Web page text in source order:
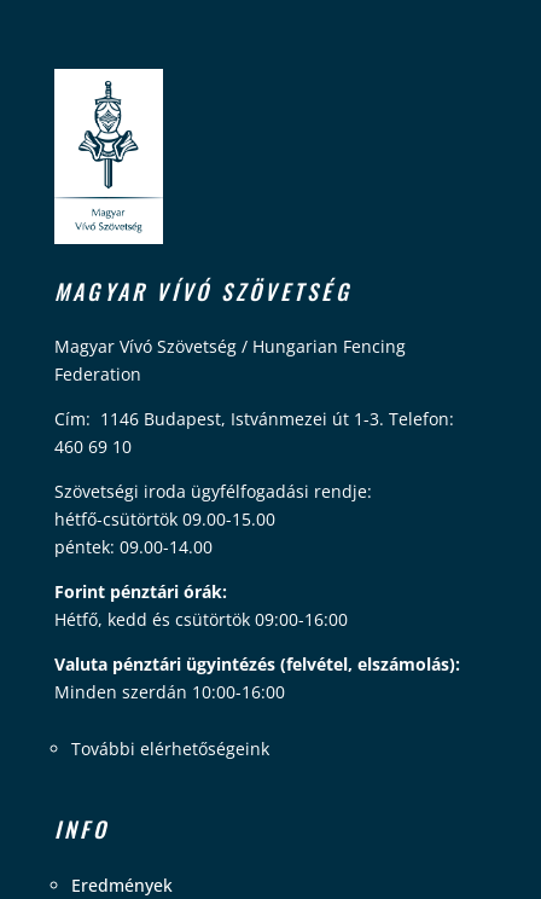
MAGYAR VÍVÓ SZÖVETSÉG
Magyar Vívó Szövetség / Hungarian Fencing
Federation
Cím: 1146 Budapest, Istvánmezei út 1-3. Telefon:
460 69 10
Szövetségi iroda ügyfélfogadási rendje:
hétfő-csütörtök 09.00-15.00
péntek: 09.00-14.00
Forint pénztári órák:
Hétfő, kedd és csütörtök 09:00-16:00
Valuta pénztári ügyintézés (felvétel, elszámolás):
Minden szerdán 10:00-16:00
További elérhetőségeink
INFO
Eredmények